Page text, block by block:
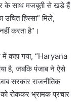
के साथ मजबूती से खड़े हैं
उचित हिस्सा” मिले,
करता है”।
में कहा गया, “Haryana
है, जबकि पंजाब ने ऐसे
सरकार राजनीतिक
रोककर भ्रामक प्रचार